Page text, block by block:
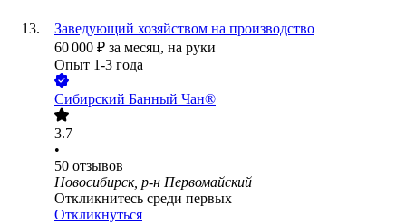
Заведующий хозяйством на производство
60 000 ₽ за месяц, на руки
Опыт 1-3 года
Сибирский Банный Чан®
3.7
•
50 отзывов
Новосибирск, р-н Первомайский
Откликнитесь среди первых
Откликнуться